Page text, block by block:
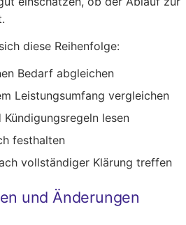
diese Reihenfolge:
Bedarf abgleichen
Leistungsumfang vergleichen
lesen
festhalten
vollständiger Klärung treffen
und Änderungen